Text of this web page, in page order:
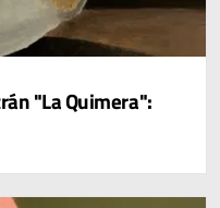
"La Quimera":